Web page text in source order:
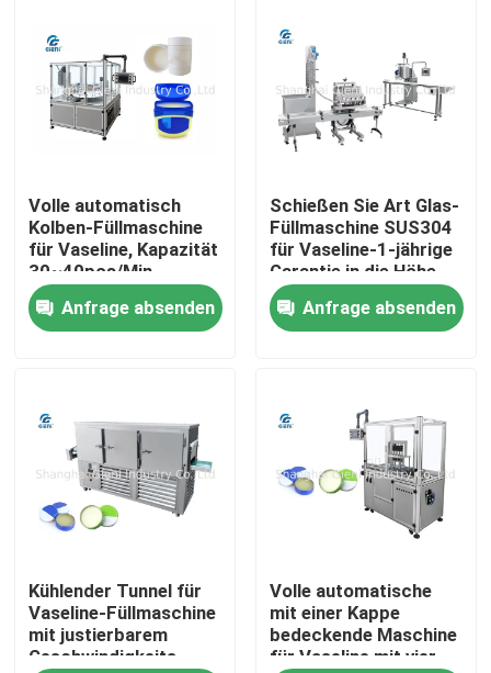
Zu Hause
Produkte
Über uns
Werksbesichtigung
Kontakt mit uns
Neuigkeiten
Rechtssachen
Blog
Volle automatisch
Kolben-Füllmaschine
für Vaseline, Kapazität
30~40pcs/Min
Anfrage absenden
Schießen Sie Art Glas-
Füllmaschine SUS304
für Vaseline-1-jährige
Garantie in die Höhe
Anfrage absenden
Kühlender Tunnel für
Vaseline-Füllmaschine
mit justierbarem
Geschwindigkeits-
Volle automatische
mit einer Kappe
bedeckende Maschine
für Vaseline mit vier